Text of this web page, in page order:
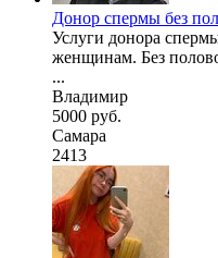
Донор спермы без
Услуги донора
женщинам. Без
...
Владимир
5000 руб.
Самара
2413